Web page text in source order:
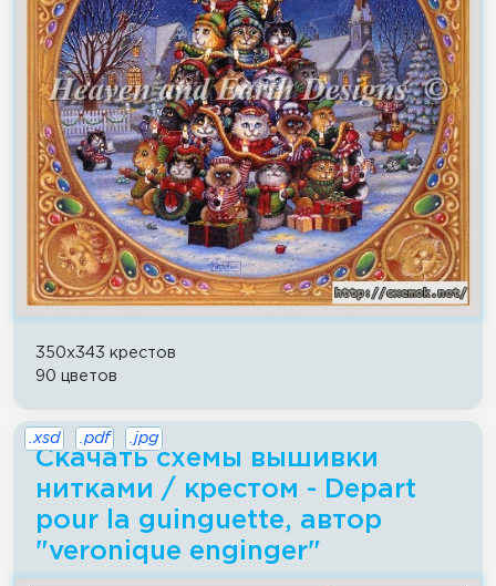
350x343 крестов
90 цветов
Скачать схемы вышивки
нитками / крестом - Depart
pour la guinguette, автор
"veronique enginger"
.xsd .pdf .jpg